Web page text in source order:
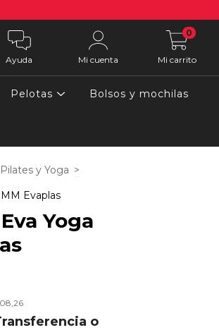
Ayuda Mi cuenta Mi carrito
0
Pelotas Bolsos y mochilas
Pilates y Yoga >
Evaplas
Yoga
o